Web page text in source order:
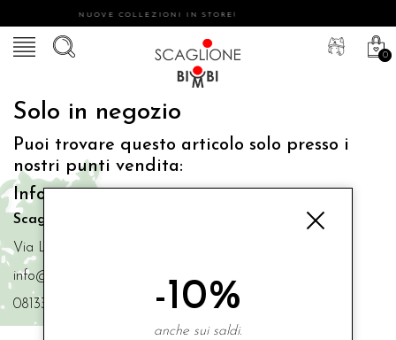
NUOVE COLLEZIONI IN STORE!
0
Solo in negozio
Puoi trovare questo articolo solo presso i
nostri punti vendita:
Info contatti
Scaglione Bimbi di Iacono Maria Angela
Via Luigi Mazzella,73 80077 Ischia
info@scaglionebimbi.com
0813331162
-10%
anche sui saldi.